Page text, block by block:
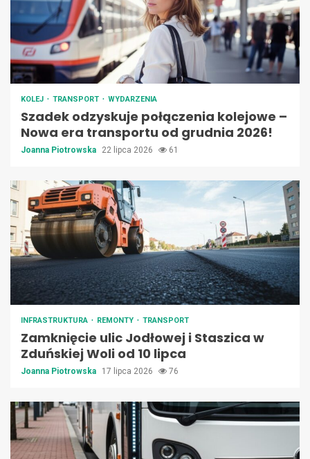
KOLEJ TRANSPORT WYDARZENIA
Szadek odzyskuje połączenia kolejowe –
Nowa era transportu od grudnia 2026!
Joanna Piotrowska 22 lipca 2026 61
INFRASTRUKTURA REMONTY TRANSPORT
Zamknięcie ulic Jodłowej i Staszica w
Zduńskiej Woli od 10 lipca
Joanna Piotrowska 17 lipca 2026 76